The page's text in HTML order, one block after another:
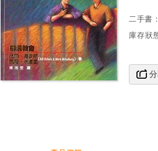
二手書
庫存狀